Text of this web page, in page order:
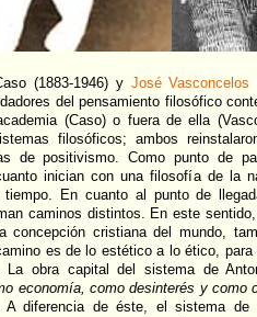
(1883-1946) y José Vasconcelos
del pensamiento filosófico
(Caso) o fuera de ella
filosóficos; ambos
de positivismo. Como punto de
inician con una filosofía de la
En cuanto al punto de
caminos distintos. En este
concepción cristiana del mundo,
es de lo estético a lo ético,
La obra capital del sistema de
economía, como desinterés y como
A diferencia de éste, el sistema de